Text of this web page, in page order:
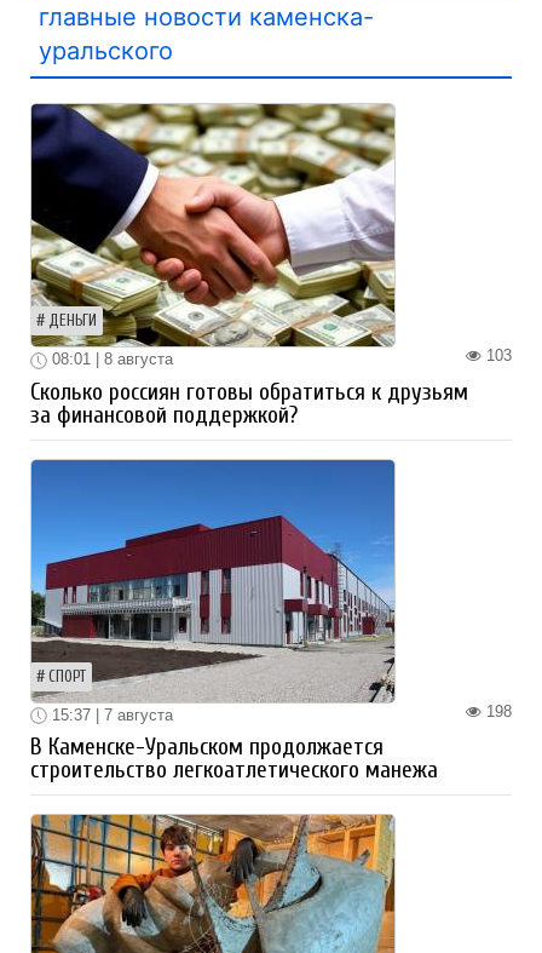
главные новости каменска-
уральского
ДЕНЬГИ
103
08:01 | 8 августа
Сколько россиян готовы обратиться к друзьям
за финансовой поддержкой?
СПОРТ
198
15:37 | 7 августа
В Каменске-Уральском продолжается
строительство легкоатлетического манежа